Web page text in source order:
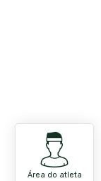
Área do atleta